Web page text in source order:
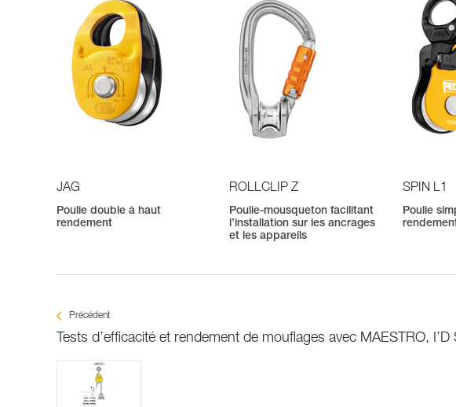
JAG
Poulie double à haut
rendement
ROLLCLIP Z
Poulie-mousqueton facilitant
l’installation sur les ancrages
et les appareils
SPIN L1
Poulie
Précédent
Tests d’efficacité et rendement de mouflages avec MAESTRO,